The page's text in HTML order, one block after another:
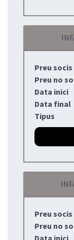
Preu socis
Preu no
Data inici
Data final
Tipus
Preu socis
Preu no
Data inici